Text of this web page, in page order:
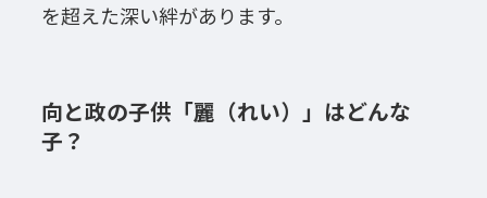
を超えた深い絆があります。
向と政の子供「麗（れい）」はどんな
子？